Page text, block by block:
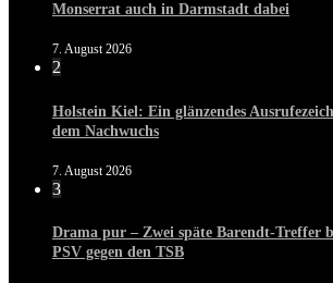
Monserrat auch in Darmstadt dabei
7. August 2026
2
Holstein Kiel: Ein glänzendes
dem Nachwuchs
7. August 2026
3
Drama pur – Zwei späte Barendt-Treffer
PSV gegen den TSB